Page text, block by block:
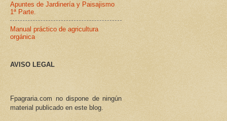
Apuntes de Jardinería y Paisajismo
1ª Parte.
Manual práctico de agricultura
orgánica
AVISO LEGAL
Fpagraria.com no dispone de ningún
material publicado en este blog.